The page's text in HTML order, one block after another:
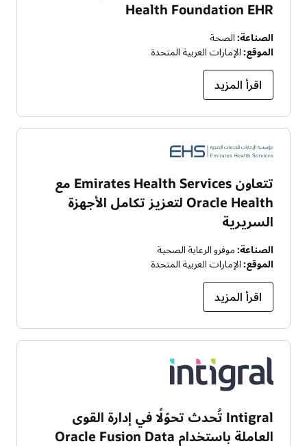
Health Foundation EHR
الصناعة: الصحة
الموقع: الإمارات العربية المتحدة
اقرأ المزيد
تتعاون Emirates Health Services مع
Oracle Health لتعزيز تكامل الأجهزة
السريرية
الصناعة: موفرو الرعاية الصحية
الموقع: الإمارات العربية المتحدة
اقرأ المزيد
Intigral تُحدث تحوّلًا في إدارة القوى
العاملة باستخدام Oracle Fusion Data